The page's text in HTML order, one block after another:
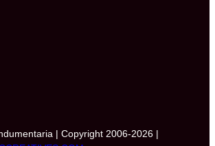
| Copyright 2006-2026 |